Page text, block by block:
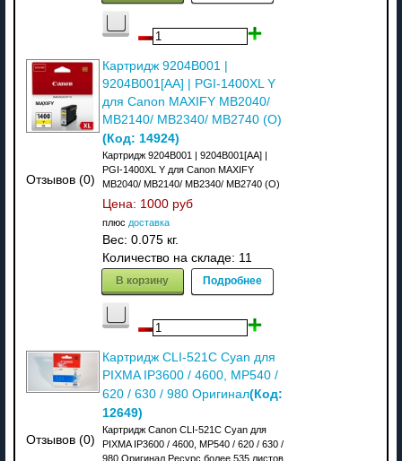
Отзывов (0)
Картридж 9204B001 |
9204B001[AA] | PGI-1400XL Y
для Canon MAXIFY MB2040/
MB2140/ MB2340/ MB2740 (O)
(Код: 14924)
Картридж 9204B001 | 9204B001[AA] |
PGI-1400XL Y для Canon MAXIFY
MB2040/ MB2140/ MB2340/ MB2740 (O)
Цена: 1000 руб
плюс доставка
Вес: 0.075 кг.
Количество на складе: 11
В корзину Подробнее
Отзывов (0)
Картридж CLI-521C Cyan для
PIXMA IP3600 / 4600, MP540 /
620 / 630 / 980 Оригинал(Код:
12649)
Картридж Canon CLI-521C Cyan для
PIXMA IP3600 / 4600, MP540 / 620 / 630 /
980 Оригинал Ресурс более 535 листов